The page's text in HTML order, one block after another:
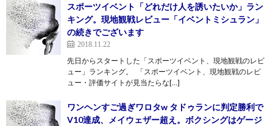
スポーツイベント「どれだけ人を誘いたいか」ラン
キング。現地観戦レビュー「イベントミシュラン」
の続きでございます
2018.11.22
先日からスタートした「スポーツイベント、現地観戦のレビ
ュー」ランキング。 「スポーツイベント、現地観戦のレビ
ュー・評価サイトが見当たらな[…]
ワンヘンすご過ぎワロタw タドゥランに判定勝利で
V10達成、メイウェザー超え。ボクシングはゲージ